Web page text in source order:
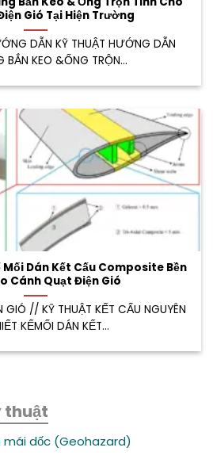
Gió Tại Hiện Trường
DẪN KỸ THUẬT HƯỚNG DẪN
BẮN KEO &ỐNG TRỘN...
Dán Kết Cấu Composite Bền
Cánh Quạt Điện Gió
GIÓ // KỸ THUẬT KẾT CẤU NGUYÊN
KẾMỐI DÁN KẾT...
thuật
mái dốc (Geohazard)